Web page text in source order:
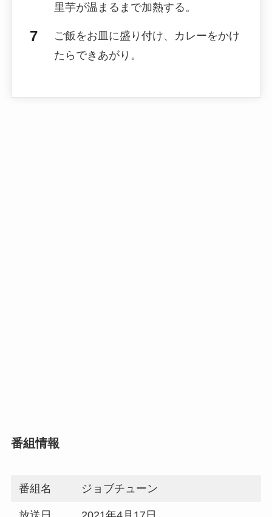
里芋が温まるまで加熱する。
ご飯をお皿に盛り付け、カレーをかけ
たらできあがり。
番組情報
番組名 ジョブチューン